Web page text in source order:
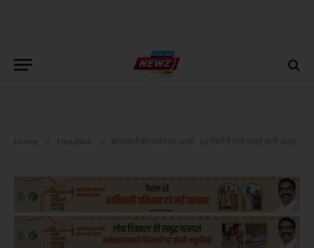
Home Headline